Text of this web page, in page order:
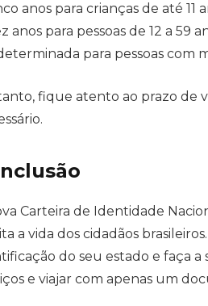
anos para crianças de até 11
anos para pessoas de 12 a 59
para pessoas com
fique atento ao prazo de
Carteira de Identidade
a vida dos cidadãos
do seu estado e faça a
e viajar com apenas um